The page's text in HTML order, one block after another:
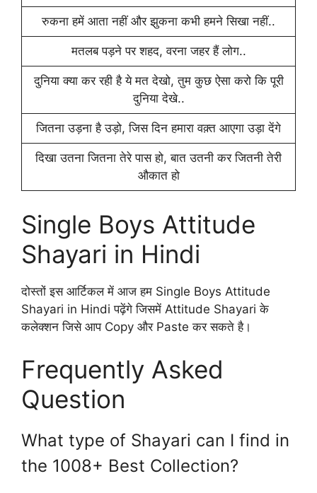
रुकना हमें आता नहीं और झुकना कभी हमने सिखा नहीं..
मतलब पड़ने पर शहद, वरना जहर हैं लोग..
दुनिया क्या कर रही है ये मत देखो, तुम कुछ ऐसा करो कि पूरी
दुनिया देखे..
जितना उड़ना है उड़ो, जिस दिन हमारा वक़्त आएगा उड़ा देंगे
दिखा उतना जितना तेरे पास हो, बात उतनी कर जितनी तेरी
औकात हो
Single Boys Attitude
Shayari in Hindi
दोस्तों इस आर्टिकल में आज हम Single Boys Attitude
Shayari in Hindi पढ़ेंगे जिसमें Attitude Shayari के
कलेक्शन जिसे आप Copy और Paste कर सकते है।
Frequently Asked
Question
What type of Shayari can I find in
the 1008+ Best Collection?